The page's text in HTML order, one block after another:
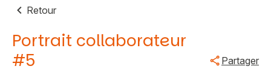
Retour
Portrait collaborateur
#5
Partager